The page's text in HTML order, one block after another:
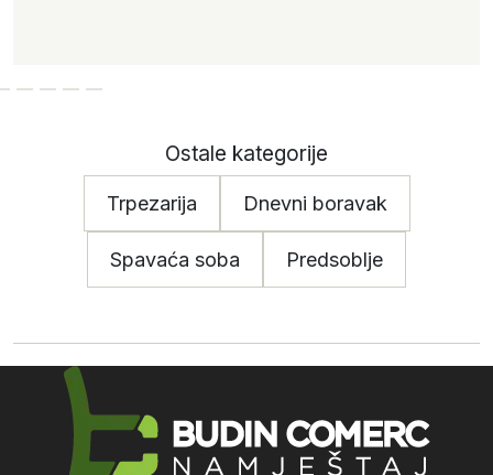
Ostale kategorije
Trpezarija Dnevni boravak
Spavaća soba Predsoblje